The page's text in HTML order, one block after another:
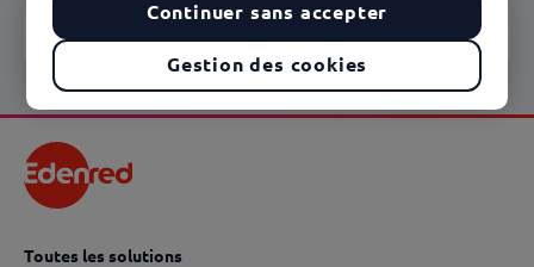
Vous souhaitez nous contacter ?
Toutes les solutions
Gestion des cookies
Continuer sans accepter